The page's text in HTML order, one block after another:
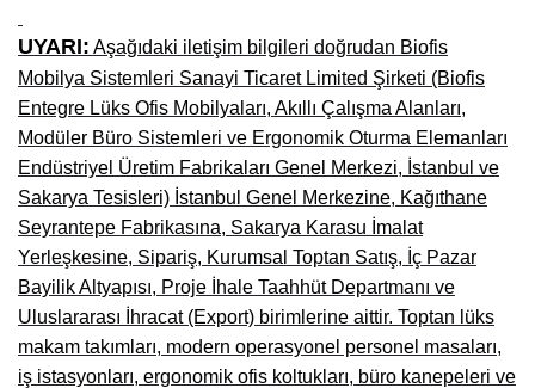
UYARI: Aşağıdaki iletişim bilgileri doğrudan Biofis
Mobilya Sistemleri Sanayi Ticaret Limited Şirketi (Biofis
Entegre Lüks Ofis Mobilyaları, Akıllı Çalışma Alanları,
Modüler Büro Sistemleri ve Ergonomik Oturma Elemanları
Endüstriyel Üretim Fabrikaları Genel Merkezi, İstanbul ve
Sakarya Tesisleri) İstanbul Genel Merkezine, Kağıthane
Seyrantepe Fabrikasına, Sakarya Karasu İmalat
Yerleşkesine, Sipariş, Kurumsal Toptan Satış, İç Pazar
Bayilik Altyapısı, Proje İhale Taahhüt Departmanı ve
Uluslararası İhracat (Export) birimlerine aittir. Toptan lüks
makam takımları, modern operasyonel personel masaları,
iş istasyonları, ergonomik ofis koltukları, büro kanepeleri ve